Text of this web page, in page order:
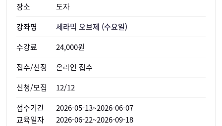
도자
세라믹 오브제 (수요일)
24,000원
온라인 접수
12/12
2026-05-13~2026-06-07
2026-06-22~2026-09-18